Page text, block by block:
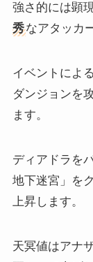
強さ的には顕
秀なアタッカ
イベントによ
ダンジョンを
ます。
ディアドラを
地下迷宮」を
上昇します。
天冥値はアナ